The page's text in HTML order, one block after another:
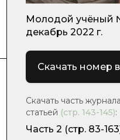
Молодой учёный
декабрь 2022 г.
Скачать номер
Скачать часть
статьей (стр. 143-145):
Часть 2 (стр. 83-